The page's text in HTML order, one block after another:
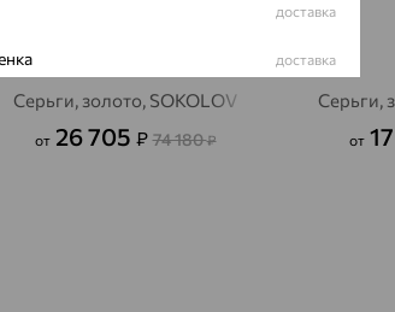
Серьги, золото, SOKOLOV
от 26 705 ₽ 74 180₽
Серьги,
от
доставка
доставка
доставка